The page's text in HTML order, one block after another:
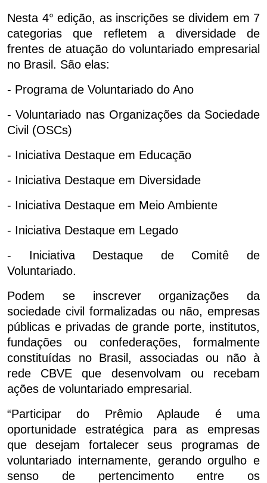
Nesta 4° edição, as inscrições se dividem em 7
categorias que refletem a diversidade de
frentes de atuação do voluntariado empresarial
no Brasil. São elas:
- Programa de Voluntariado do Ano
- Voluntariado nas Organizações da Sociedade
Civil (OSCs)
- Iniciativa Destaque em Educação
- Iniciativa Destaque em Diversidade
- Iniciativa Destaque em Meio Ambiente
- Iniciativa Destaque em Legado
- Iniciativa Destaque de Comitê de
Voluntariado.
Podem se inscrever organizações da
sociedade civil formalizadas ou não, empresas
públicas e privadas de grande porte, institutos,
fundações ou confederações, formalmente
constituídas no Brasil, associadas ou não à
rede CBVE que desenvolvam ou recebam
ações de voluntariado empresarial.
“Participar do Prêmio Aplaude é uma
oportunidade estratégica para as empresas
que desejam fortalecer seus programas de
voluntariado internamente, gerando orgulho e
senso de pertencimento entre os